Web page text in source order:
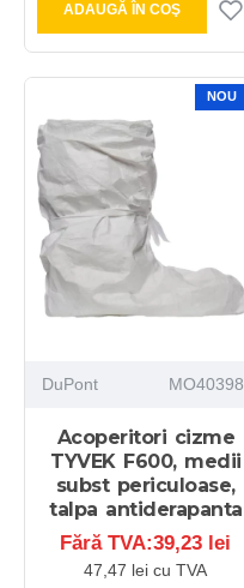
ADAUGĂ ÎN COŞ
NOU
DuPont MO40398
Acoperitori cizme
TYVEK F600, medii
subst periculoase,
talpa antiderapanta
Fără TVA:39,23 lei
47,47 lei cu TVA